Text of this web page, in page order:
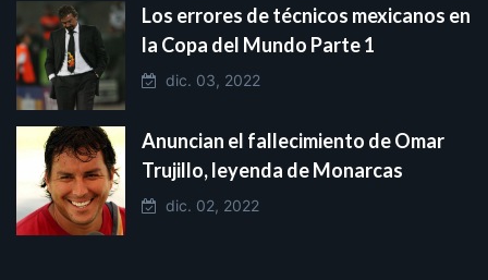
Los errores de técnicos mexicanos en
la Copa del Mundo Parte 1
dic. 03, 2022
Anuncian el fallecimiento de Omar
Trujillo, leyenda de Monarcas
dic. 02, 2022